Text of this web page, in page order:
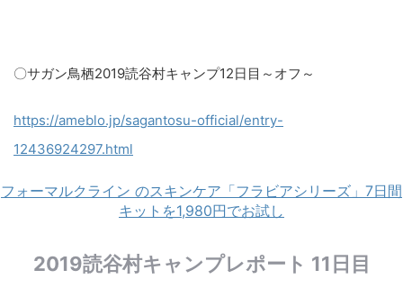
〇サガン鳥栖2019読谷村キャンプ12日目～オフ～
https://ameblo.jp/sagantosu-official/entry-
12436924297.html​
フォーマルクライン のスキンケア「フラビアシリーズ」7日間
キットを1,980円でお試し
2019読谷村キャンプレポート 11日目